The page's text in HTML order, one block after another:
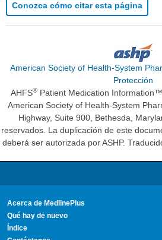
Conozca cómo citar esta página
American Society of Health-System
Protección
AHFS® Patient Medication
American Society of Health-System
Highway, Suite 900, Bethesda,
reservados. La duplicación de este
deberá ser autorizada por ASHP.
Acerca de MedlinePlus
Qué hay de nuevo
Índice